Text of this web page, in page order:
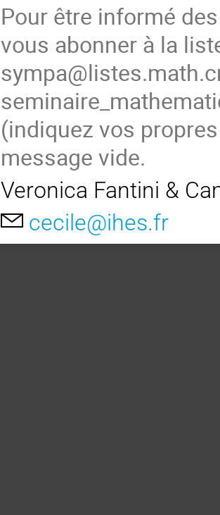
Pour être informé
vous abonner à la
(indiquez vos
message vide.
Veronica Fantini &
cecile@ihes.fr